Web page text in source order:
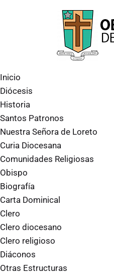
Inicio
Diócesis
Historia
Santos Patronos
Nuestra Señora de Loreto
Curia Diocesana
Comunidades Religiosas
Obispo
Biografía
Carta Dominical
Clero
Clero diocesano
Clero religioso
Diáconos
Otras Estructuras